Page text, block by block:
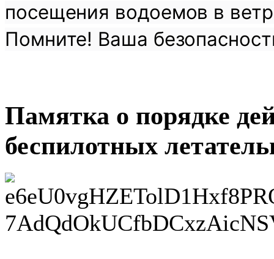
посещения водоемов в
Помните! Ваша
Памятка о порядке
беспилотных